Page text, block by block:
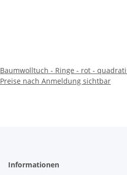
Baumwolltuch - Ringe - rot -
Preise nach Anmeldung sichtbar
Informationen